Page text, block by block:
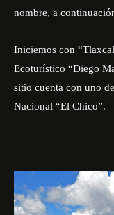
nombre, a
Iniciemos con
Ecoturístico “Diego
sitio cuenta con uno
Nacional “El Chico”.